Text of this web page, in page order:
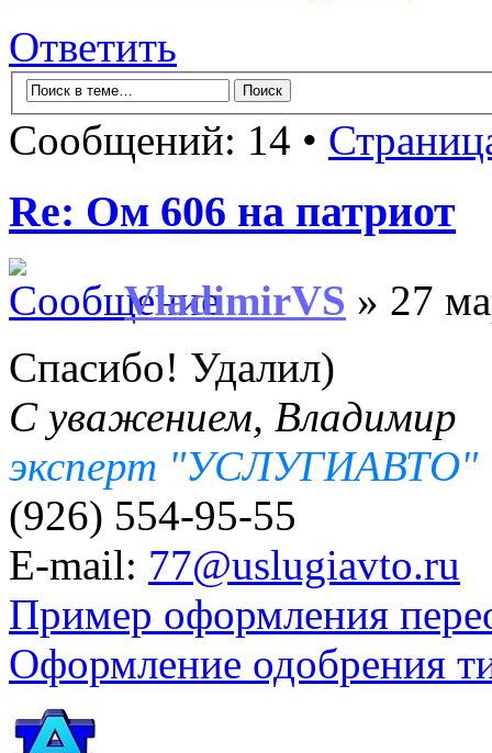
Ответить
Сообщений: 14 •
Re: Ом 606 на патриот
VladimirVS » 27
Спасибо! Удалил)
С уважением, Владимир
эксперт "УСЛУГИАВТО"
(926) 554-95-55
E-mail: 77@uslugiavto.ru
Пример оформления
Оформление одобрения